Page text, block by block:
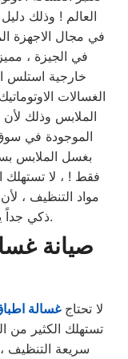
العالم ! وذلك
في مجال الاجهزة
في الجيزة ،
خارجية استلس
الغسالات
الملابس وذلك لأن
الموجودة في سوق
بغسل الملابس
فقط ! ، لا تستهلك
مواد التنظيف ،
ذكي جداً يجعلها الاختيار الاول للبيت الجيزة.
صيانة
لا تحتاجغسالة
تستهلك الكثير من
سريعة